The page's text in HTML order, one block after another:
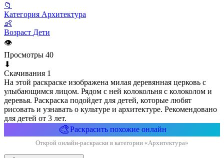
📁
Категория Архитектура
👶
Возраст Дети
👁
Просмотры 40
⬇
Скачивания 1
На этой раскраске изображена милая деревянная церковь с
улыбающимся лицом. Рядом с ней колокольня с колоколом и
деревья. Раскраска подойдет для детей, которые любят
рисовать и узнавать о культуре и архитектуре. Рекомендовано
для детей от 3 лет.
🎨Раскрасить похожие онлайн
Открой онлайн-раскраски в категории «Архитектура»